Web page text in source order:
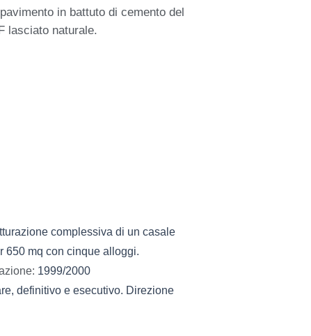
in battuto di cemento del
lasciato naturale.
complessiva di un casale
650 mq con cinque alloggi.
1999/2000
definitivo e esecutivo. Direzione